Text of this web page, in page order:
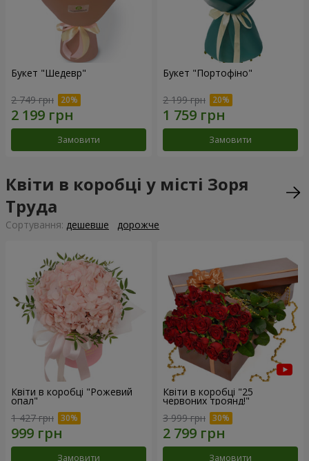
Букет "Шедевр"
2 749 грн
Замовити
Букет "Портофіно"
2 199 грн
Замовити
Квіти в коробці у місті Зоря
Труда
Сортування: дешевше дорожче
Квіти в коробці "Рожевий
опал"
1 427 грн
Замовити
Квіти в коробці "25
червоних троянд!"
3 999 грн
Замовити